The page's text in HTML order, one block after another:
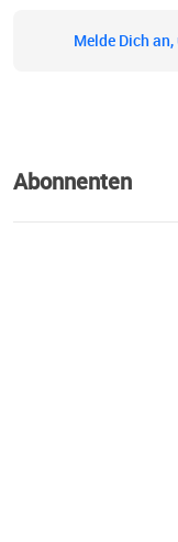
Melde Dich
Abonnenten